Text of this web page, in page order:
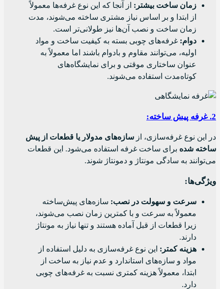
زمان ساخت بیشتر: از آنجا که این نوع غرفه‌ها معمولاً
از ابتدا و بر اساس نیاز مشتری ساخته می‌شوند، مدت
زمان ساخت و نصب آن‌ها نیز طولانی‌تر است.
دوام: غرفه‌های چوبی بسته به کیفیت ساخت و مواد
اولیه، می‌توانند مقاوم و بادوام باشند اما معمولاً به
عنوان ساختاری موقتی و برای نمایشگاه‌های
کوتاه‌مدت استفاده می‌شوند.
2. غرفه‌ پیش ساخته:
در این نوع غرفه‌سازی، از سازه‌های مدولار یا قطعات از پیش
ساخته شده برای ساخت غرفه استفاده می‌شود. این قطعات
می‌توانند به سادگی مونتاژ و دمونتاژ شوند.
ویژگی‌ها:
سرعت و سهولت در نصب: سازه‌های پیش‌ساخته
معمولاً به سرعت و با کمترین زمان نصب می‌شوند،
زیرا قطعات از قبل آماده هستند و تنها نیاز به مونتاژ
دارند.
هزینه کمتر: این نوع غرفه‌سازی به دلیل استفاده از
مواد و سازه‌های استاندارد و عدم نیاز به ساخت از
ابتدا، معمولاً هزینه کمتری نسبت به غرفه‌های چوبی
دارد.